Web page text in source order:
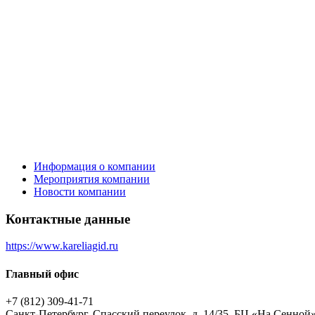
Информация о компании
Мероприятия компании
Новости компании
Контактные данные
https://www.kareliagid.ru
Главный офис
+7 (812) 309-41-71